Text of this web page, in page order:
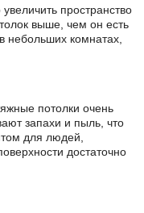
пространство
выше, чем он есть
небольших комнатах,
потолки очень
запахи и пыль, что
для людей,
достаточно